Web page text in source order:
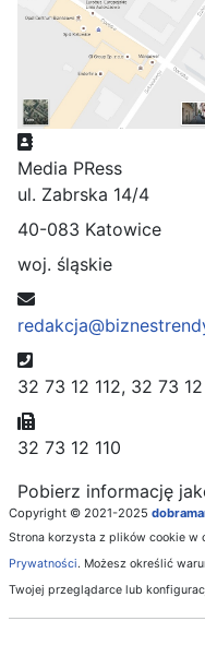
Adres
Media PRess
ul. Zabrska 14/4
40-083 Katowice
woj. śląskie
E-mail
Telefon
32 73 12 112, 32 73 12
Faks
32 73 12 110
Pobierz informację
Copyright © 2021-2025
Strona korzysta z plików cookie w
Prywatności. Możesz określić
Twojej przeglądarce lub